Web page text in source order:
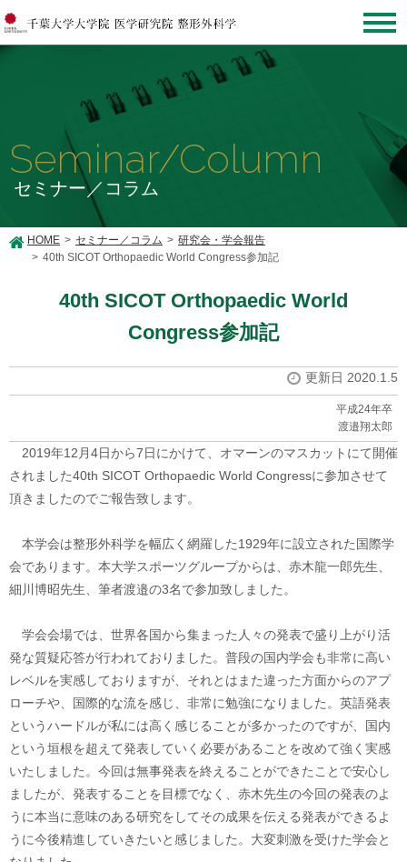
Seminar/Column
セミナー／コラム
HOME セミナー／コラム
研究会・学会報告
40th SICOT Orthopaedic World Congress参加記
40th SICOT Orthopaedic World
Congress参加記
更新日 2020.1.5
平成24年卒
渡邉翔太郎
2019年12月4日から7日にかけて、オマーンのマスカットにて開催
されました40th SICOT Orthopaedic World Congressに参加させて
頂きましたのでご報告致します。
本学会は整形外科学を幅広く網羅した1929年に設立された国際学
会であります。本大学スポーツグループからは、赤木龍一郎先生、
細川博昭先生、筆者渡邉の3名で参加致しました。
学会会場では、世界各国から集まった人々の発表で盛り上がり活
発な質疑応答が行われておりました。普段の国内学会も非常に高い
レベルを実感しておりますが、それとはまた違った方面からのアプ
ローチや、国際的な流を感じ、非常に勉強になりました。英語発表
というハードルが私には高く感じることが多かったのですが、国内
という垣根を超えて発表していく必要があることを改めて強く実感
いたしました。今回は無事発表を終えることができたことで安心し
ましたが、発表することを目標でなく、赤木先生の今回の発表のよ
うに本当に意味のある研究をしてその成果を伝える発表ができるよ
うに今後精進していきたいと感じました。大変刺激を受けた学会と